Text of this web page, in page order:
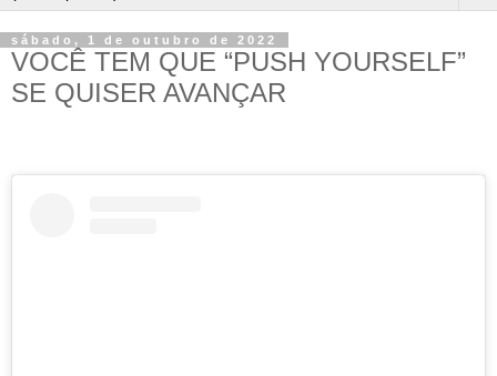
sábado, 1 de outubro de 2022
VOCÊ TEM QUE “PUSH YOURSELF”
SE QUISER AVANÇAR